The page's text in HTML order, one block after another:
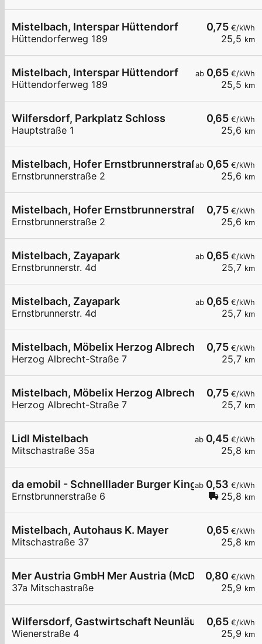
0,75 €/kWh
25,5 km
Mistelbach, Interspar Hüttendorf
Hüttendorferweg 189
ab 0,65 €/kWh
25,5 km
Mistelbach, Interspar Hüttendorf
Hüttendorferweg 189
0,65 €/kWh
25,6 km
Wilfersdorf, Parkplatz Schloss
Hauptstraße 1
ab 0,65 €/kWh
25,6 km
Mistelbach, Hofer Ernstbrunnerstraße
Ernstbrunnerstraße 2
0,75 €/kWh
25,6 km
Mistelbach, Hofer Ernstbrunnerstraße
Ernstbrunnerstraße 2
ab 0,65 €/kWh
25,7 km
Mistelbach, Zayapark
Ernstbrunnerstr. 4d
ab 0,65 €/kWh
25,7 km
Mistelbach, Zayapark
Ernstbrunnerstr. 4d
0,75 €/kWh
25,7 km
Mistelbach, Möbelix Herzog Albrecht-Straße
Herzog Albrecht-Straße 7
0,75 €/kWh
25,7 km
Mistelbach, Möbelix Herzog Albrecht-Straße
Herzog Albrecht-Straße 7
ab 0,45 €/kWh
25,8 km
Lidl Mistelbach
Mitschastraße 35a
ab 0,53 €/kWh
25,8 km
da emobil - Schnelllader Burger King Mistelbach
Ernstbrunnerstraße 6
0,65 €/kWh
25,8 km
Mistelbach, Autohaus K. Mayer
Mitschastraße 37
0,80 €/kWh
25,9 km
Mer Austria GmbH Mer Austria (McD) -
37a Mitschastraße
0,65 €/kWh
25,9 km
Wilfersdorf, Gastwirtschaft Neunläuf
Wienerstraße 4